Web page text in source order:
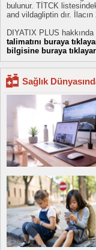
bulunur. TİTCK
and vildagliptin dır.
DIYATIX PLUS
talimatını buraya
bilgisine buraya
Sağlık